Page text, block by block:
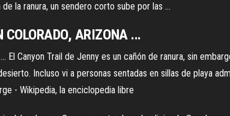
la ranura, un sendero corto sube por las ...
ARIZONA ...
El Canyon Trail de Jenny es un cañón de ranura, sin
Incluso vi a personas sentadas en sillas de playa
- Wikipedia, la enciclopedia libre